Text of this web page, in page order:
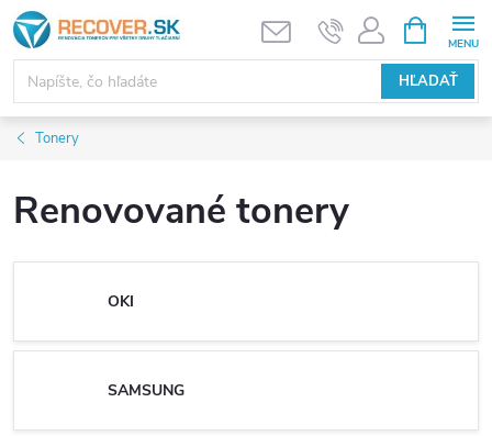
Prejsť
na
obsah
HĽADAŤ
KOŠÍK
Tonery
Renovované tonery
OKI
SAMSUNG